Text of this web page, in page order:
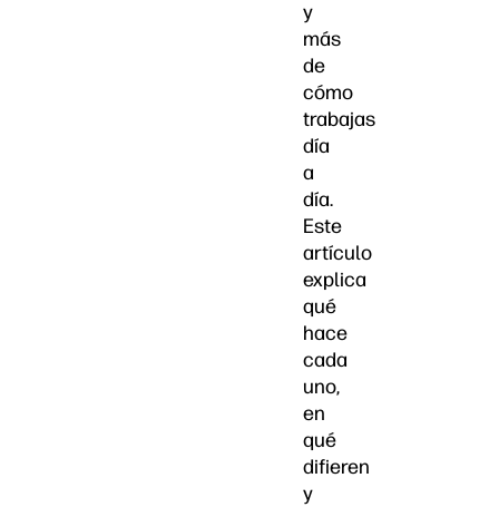
y
más
de
cómo
trabajas
día
a
día.
Este
artículo
explica
qué
hace
cada
uno,
en
qué
difieren
y